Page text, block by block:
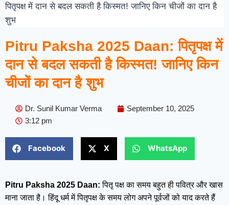
पितृपक्ष में दान से बदल सकती है किस्मत! जानिए किन चीजों का दान है
शुभ
Pitru Paksha 2025 Daan: पितृपक्ष में
दान से बदल सकती है किस्मत! जानिए किन
चीजों का दान है शुभ
Dr. Sunil Kumar Verma
September 10, 2025
3:12 pm
Facebook X WhatsApp
Pitru Paksha 2025 Daan: पितृ पक्ष का समय बहुत ही पवित्र और खास
माना जाता है। हिंदू धर्म में पितृपक्ष के समय लोग अपने पूर्वजों को याद करते हैं